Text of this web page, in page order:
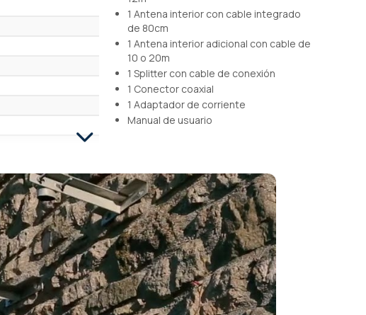
a cobertura)
1 Antena interior con cable integrado
de 80cm
1 Antena interior adicional con cable de
10 o 20m
1 Splitter con cable de conexión
1 Conector coaxial
1 Adaptador de corriente
Manual de usuario